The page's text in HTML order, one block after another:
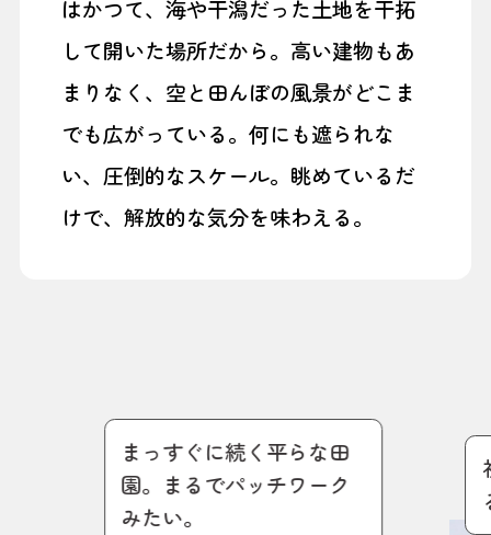
はかつて、海や干潟だった土地を干拓
して開いた場所だから。高い建物もあ
まりなく、空と田んぼの風景がどこま
でも広がっている。何にも遮られな
い、圧倒的なスケール。眺めているだ
けで、解放的な気分を味わえる。
まっすぐに続く平らな田
園。まるでパッチワーク
みたい。